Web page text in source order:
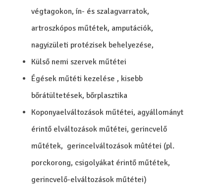
végtagokon, ín- és szalagvarratok,
artroszkópos műtétek, amputációk,
nagyizületi protézisek behelyezése,
Külső nemi szervek műtétei
Égések műtéti kezelése , kisebb
bőrátültetések, bőrplasztika
Koponyaelváltozások műtétei, agyállományt
érintő elváltozások műtétei, gerincvelő
műtétek, gerincelváltozások mûtétei (pl.
porckorong, csigolyákat érintő műtétek,
gerincvelő-elváltozások műtétei)